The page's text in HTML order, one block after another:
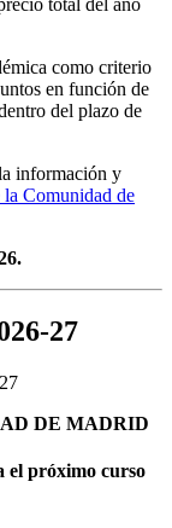
como criterio
en función de
del plazo de
información y
Comunidad de
27
DE MADRID
el próximo curso